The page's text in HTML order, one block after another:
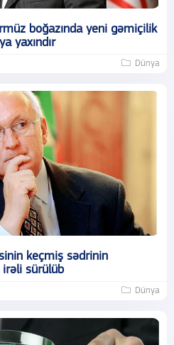
boğazında yeni gəmiçilik
yaxındır
Dünya
keçmiş sədrinin
sürülüb
Dünya